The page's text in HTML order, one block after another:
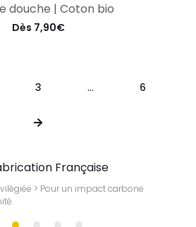
douche | Coton bio
Dès 7,90€
3 … 6
Française
> Pour un impact carbone